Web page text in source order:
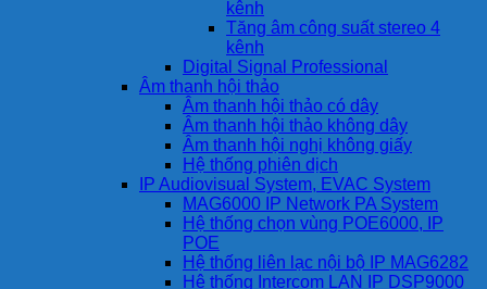
kênh
Tăng âm công suất stereo 4
kênh
Digital Signal Professional
Âm thanh hội thảo
Âm thanh hội thảo có dây
Âm thanh hội thảo không dây
Âm thanh hội nghị không giấy
Hệ thống phiên dịch
IP Audiovisual System, EVAC System
MAG6000 IP Network PA System
Hệ thống chọn vùng POE6000, IP
POE
Hệ thống liên lạc nội bộ IP MAG6282
Hệ thống Intercom LAN IP DSP9000